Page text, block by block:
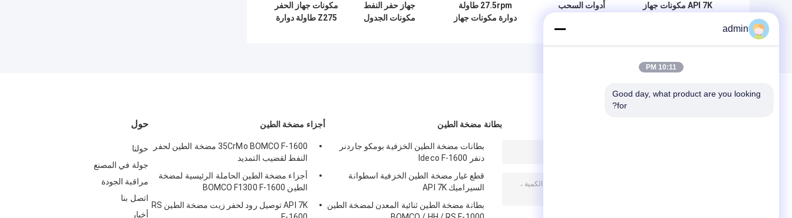
API 7K مكونات جهاز
أدوات السحب
المصنوعة من الصلب
الكربوني لجهاز الحفر
27.5rpm طاولة
دوارة مكونات جهاز
جهاز حفر النفط
مكونات الجدول
مكونات جهاز الحفر
Z275 طاولة دوارة
حول
حولنا
جولة في المصنع
مراقبة الجودة
اتصل بنا
أخبار
أجزاء مضخة الطين
35CrMo BOMCO F-1600 مضخة الطين لحفر
النفط لقضيب التمديد
أجزاء مضخة الطين الحاملة الرئيسية لمضخة
الطين BOMCO F1300 F-1600
API 7K توصيل رود لحفر زيت مضخة الطين RS
بطانة مضخة الطين
بطانات مضخة الطين الخزفية بومكو جاردنر
دنفر Ideco F-1600
قطع غيار مضخة الطين الخزفية اسطوانة
السيراميك API 7K
بطانة مضخة الطين ثنائية المعدن لمضخة الطين
admin
10:11 PM
Good day, what product are you looking
for?